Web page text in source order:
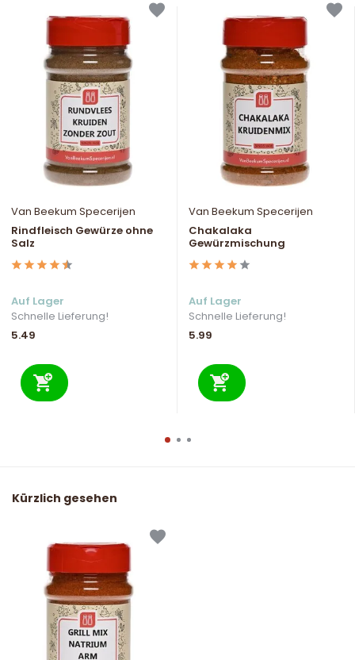
Van Beekum Specerijen
Rindfleisch Gewürze ohne
Salz
Auf Lager
Schnelle Lieferung!
5.49
Van Beekum Specerijen
Chakalaka
Gewürzmischung
Auf Lager
Schnelle Lieferung!
5.99
Kürzlich gesehen